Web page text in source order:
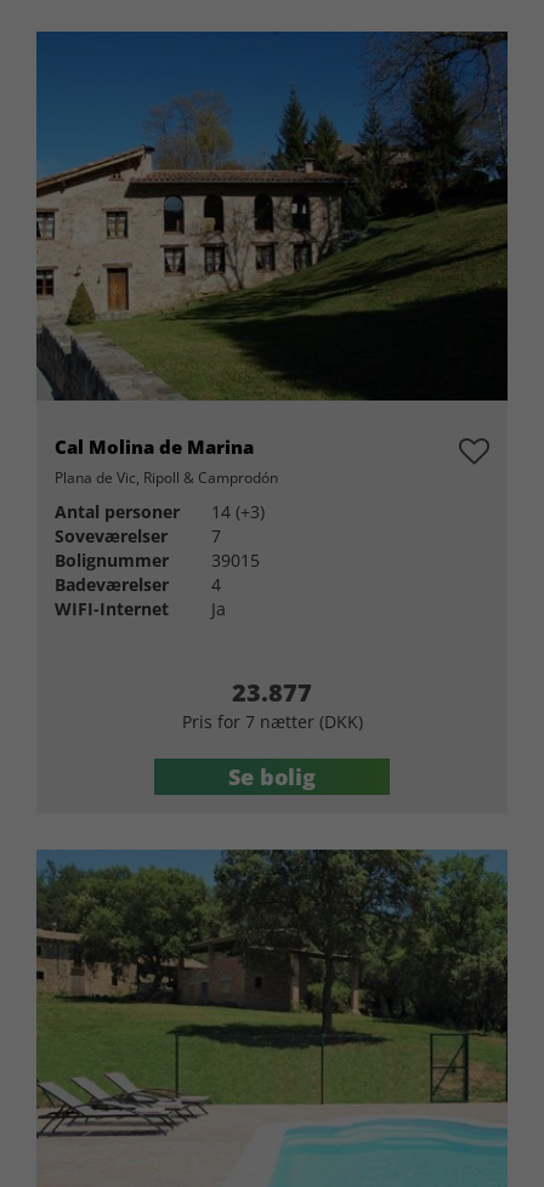
Cal Molina de Marina
Plana de Vic, Ripoll & Camprodón
Antal personer
14 (+3)
Soveværelser
7
Bolignummer
39015
Badeværelser
4
WIFI-Internet
Ja
23.877
Pris for 7 nætter (DKK)
Se bolig